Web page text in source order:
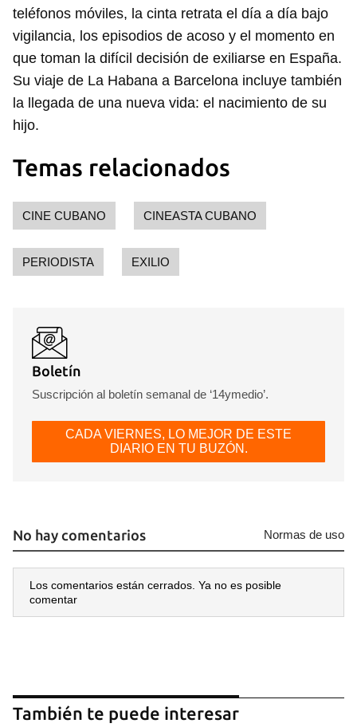
Guardar como favorito
teléfonos móviles, la cinta retrata el día a día bajo
vigilancia, los episodios de acoso y el momento en
que toman la difícil decisión de exiliarse en España.
Su viaje de La Habana a Barcelona incluye también
la llegada de una nueva vida: el nacimiento de su
hijo.
Temas relacionados
CINE CUBANO CINEASTA CUBANO
PERIODISTA EXILIO
Boletín
Suscripción al boletín semanal de ‘14ymedio’.
CADA VIERNES, LO MEJOR DE ESTE
DIARIO EN TU BUZÓN.
No hay comentarios Normas de uso
Los comentarios están cerrados. Ya no es posible
comentar
También te puede interesar